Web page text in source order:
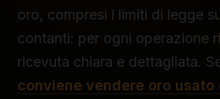
oro, compresi i limiti di legge
contanti: per ogni operazione
ricevuta chiara e dettagliata.
conviene vendere oro usato